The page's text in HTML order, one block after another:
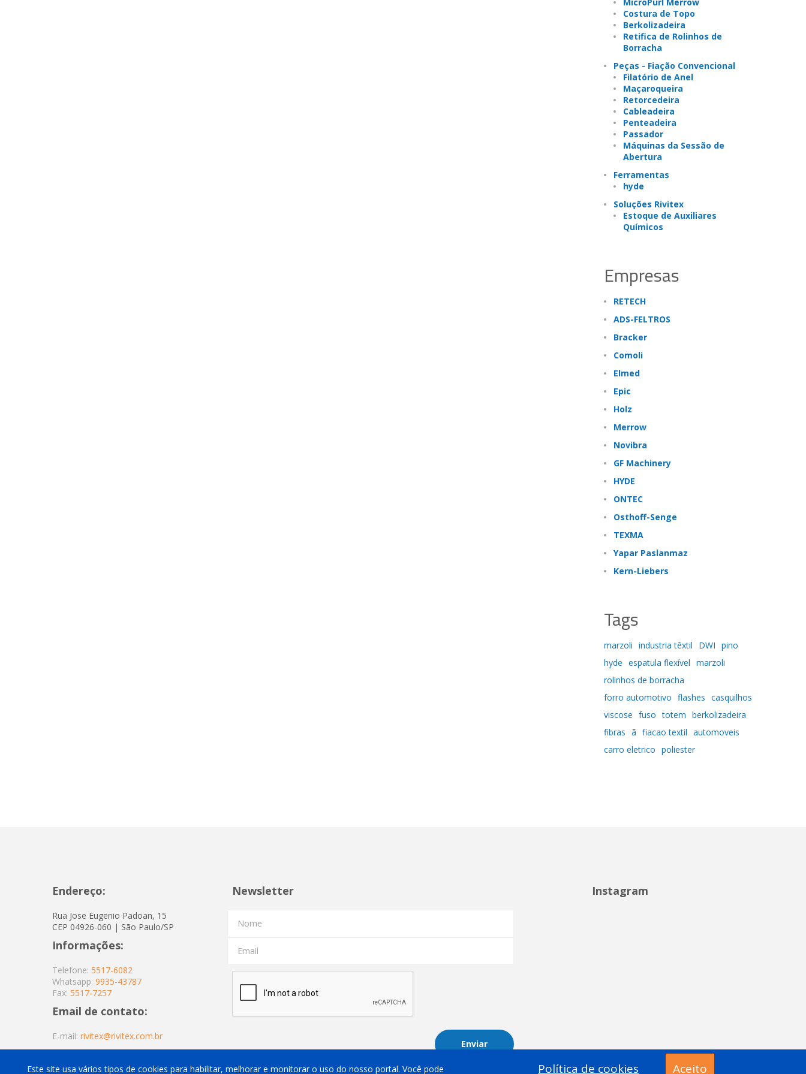
Costura de Topo
Berkolizadeira
Retifica de Rolinhos de
Borracha
Peças - Fiação Convencional
Filatório de Anel
Maçaroqueira
Retorcedeira
Cableadeira
Penteadeira
Passador
Máquinas da Sessão de
Abertura
Ferramentas
hyde
Soluções Rivitex
Estoque de Auxiliares
Químicos
Empresas
RETECH
ADS-FELTROS
Bracker
Comoli
Elmed
Epic
Holz
Merrow
Novibra
GF Machinery
HYDE
ONTEC
Osthoff-Senge
TEXMA
Yapar Paslanmaz
Kern-Liebers
Tags
marzoli industria têxtil DWI pino
hyde espatula flexível marzoli
rolinhos de borracha
forro automotivo flashes casquilhos
viscose fuso totem berkolizadeira
fibras ã fiacao textil automoveis
carro eletrico poliester
Este site usa vários tipos de cookies para habilitar, melhorar e monitorar o uso do nosso portal. Você pode Política de cookies Aceito
Endereço:
Rua Jose Eugenio Padoan, 15
CEP 04926-060 | São Paulo/SP
Informações:
Telefone: 5517-6082
Whatsapp: 9935-43787
Fax: 5517-7257
Email de contato:
E-mail: rivitex@rivitex.com.br
Newsletter
Nome
Email
Enviar
Instagram